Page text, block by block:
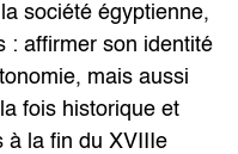
société égyptienne,
: affirmer son identité
mais aussi
fois historique et
à la fin du XVIIIe